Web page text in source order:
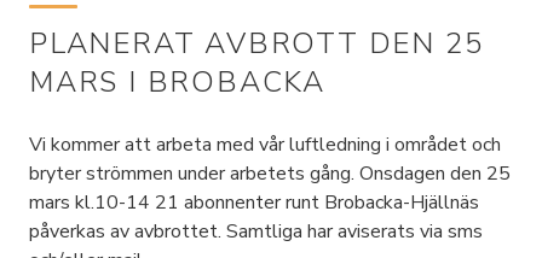
PLANERAT AVBROTT DEN 25
MARS I BROBACKA
Vi kommer att arbeta med vår luftledning i området och
bryter strömmen under arbetets gång. Onsdagen den 25
mars kl.10-14 21 abonnenter runt Brobacka-Hjällnäs
påverkas av avbrottet. Samtliga har aviserats via sms